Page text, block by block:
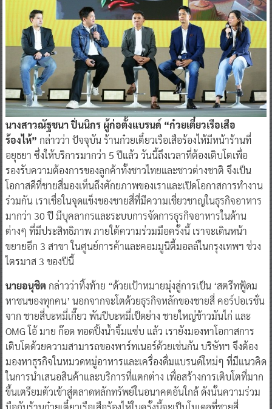
นางสาวณัฐชนา ปิ่นนิกร ผู้ก่อตั้งแบรนด์ “ก๋วยเตี๋ยวเรือเสือ
ร้องไห้” กล่าวว่า ปัจจุบัน ร้านก๋วยเตี๋ยวเรือเสือร้องไห้มีหน้าร้านที่
อยุธยา ซึ่งให้บริการมากว่า 5 ปีแล้ว วันนี้ถึงเวลาที่ต้องเติบโตเพื่อ
รองรับความต้องการของลูกค้าทั้งชาวไทยและชาวต่างชาติ จึงเป็น
โอกาสดีที่ชายสี่มองเห็นถึงศักยภาพของเราและเปิดโอกาสการทำงาน
ร่วมกัน เราเชื่อในจุดแข็งของชายสี่ที่มีความเชี่ยวชาญในธุรกิจอาหาร
มากว่า 30 ปี มีบุคลากรและระบบการจัดการธุรกิจอาหารในด้าน
ต่างๆ ที่มีประสิทธิภาพ ภายใต้ความร่วมมือครั้งนี้ เราจะเดินหน้า
ขยายอีก 3 สาขา ในศูนย์การค้าและคอมมูนิตี้มอลล์ในกรุงเทพฯ ช่วง
ไตรมาส 3 ของปีนี้
นายอนุชิต กล่าวว่าทิ้งท้าย “ด้วยเป้าหมายมุ่งสู่การเป็น ‘สตรีทฟู้ดม
หาชนของทุกคน’ นอกจากจะโตด้วยธุรกิจหลักของชายสี่ คอร์ปอเรชั่น
จาก ชายสี่บะหมี่เกี๊ยว พันปีบะหมี่เป็ดย่าง ชายใหญ่ข้าวมันไก่ และ
OMG โอ้ มาย ก๊อด ทอดปิ้งน้ำจิ้มแซ่บ แล้ว เรายังมองหาโอกาสการ
เติบโตด้วยความสามารถของพาร์ทเนอร์ด้วยเช่นกัน บริษัทฯ จึงต้อง
มองหาธุรกิจในหมวดหมู่อาหารและเครื่องดื่มแบรนด์ใหม่ๆ ที่มีแนวคิด
ในการนำเสนอสินค้าและบริการที่แตกต่าง เพื่อสร้างการเติบโตที่มาก
ขึ้นเตรียมตัวเข้าสู่ตลาดหลักทรัพย์ในอนาคตอันใกล้ ดังนั้นความร่วม